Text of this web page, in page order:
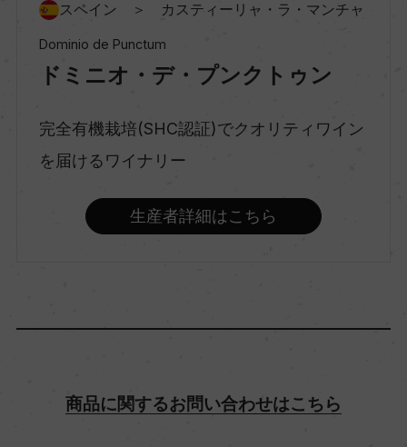
スペイン ＞ カスティーリャ・ラ・マンチャ
Dominio de Punctum
ドミニオ・デ・プンクトゥン
完全有機栽培(SHC認証)でクオリティワイン
を届けるワイナリー
生産者詳細はこちら
商品に関するお問い合わせはこちら